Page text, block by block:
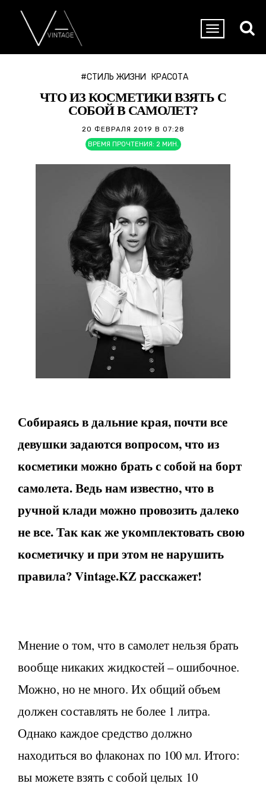
#СТИЛЬ ЖИЗНИ КРАСОТА
ЧТО ИЗ КОСМЕТИКИ ВЗЯТЬ С
СОБОЙ В САМОЛЕТ?
20 ФЕВРАЛЯ 2019 В 07:28
ВРЕМЯ ПРОЧТЕНИЯ: 2 МИН.
Собираясь в дальние края, почти все
девушки задаются вопросом, что из
косметики можно брать с собой на борт
самолета. Ведь нам известно, что в
ручной клади можно провозить далеко
не все. Так как же укомплектовать свою
косметичку и при этом не нарушить
правила? Vintage.KZ расскажет!
Мнение о том, что в самолет нельзя брать
вообще никаких жидкостей – ошибочное.
Можно, но не много. Их общий объем
должен составлять не более 1 литра.
Однако каждое средство должно
находиться во флаконах по 100 мл. Итого:
вы можете взять с собой целых 10